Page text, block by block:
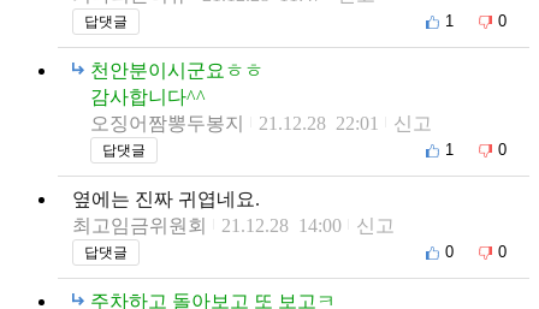
답댓글 1 0
천안분이시군요ㅎㅎ
감사합니다^^
오징어짬뽕두봉지
21.12.28 22:01 신고
답댓글 1 0
옆에는 진짜 귀엽네요.
최고임금위원회
21.12.28 14:00 신고
답댓글 0 0
주차하고 돌아보고 또 보고ㅋ